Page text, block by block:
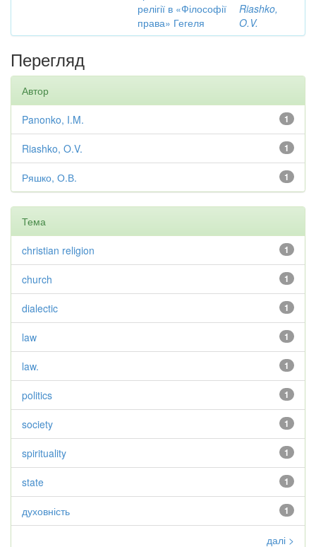
релігії в «Філософії
права» Гегеля
Riashko,
O.V.
Перегляд
Автор
1
Panonko, I.M.
1
Riashko, O.V.
1
Ряшко, О.В.
Тема
1
christian religion
1
church
1
dialectic
1
law
1
law.
1
politics
1
society
1
spirituality
1
state
1
духовність
далі >